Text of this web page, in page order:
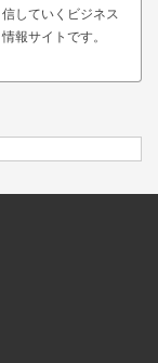
信していくビジネス
情報サイトです。